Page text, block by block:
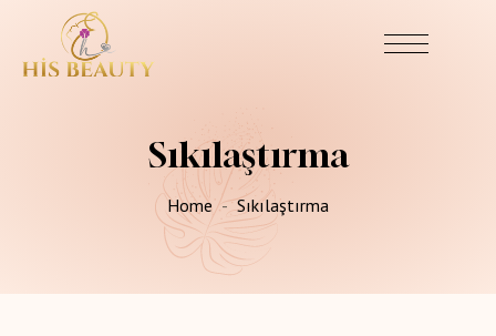
Sıkılaştırma
Home Sıkılaştırma